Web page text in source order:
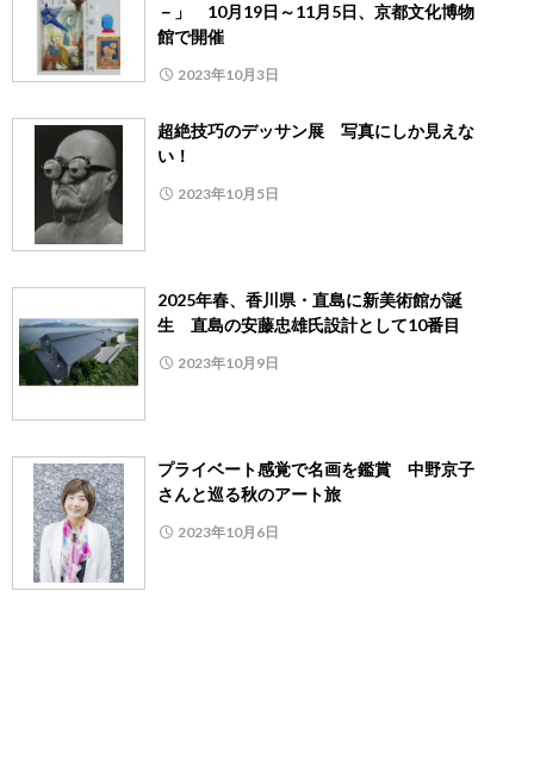
－」 10月19日～11月5日、京都文化博物
館で開催
2023年10月3日
超絶技巧のデッサン展 写真にしか見えな
い！
2023年10月5日
2025年春、香川県・直島に新美術館が誕
生 直島の安藤忠雄氏設計として10番目
2023年10月9日
プライベート感覚で名画を鑑賞 中野京子
さんと巡る秋のアート旅
2023年10月6日